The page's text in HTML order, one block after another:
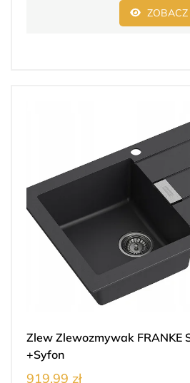
ZOBACZ
Zlew Zlewozmywak FRANKE
+Syfon
919.99 zł